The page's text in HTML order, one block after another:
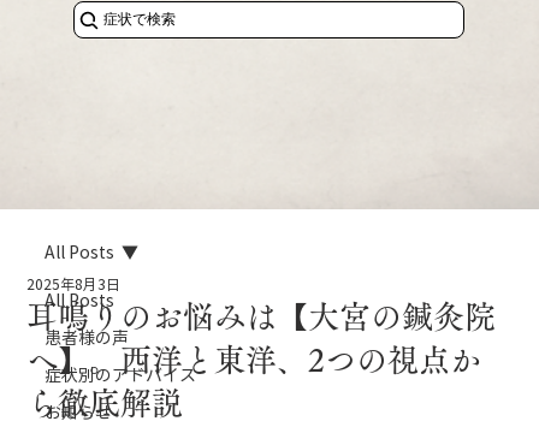
症状で検索
All Posts
患者様の声
症状別のアドバイス
お知らせ
All Posts
耳鳴りのお悩みは【大宮の鍼灸院
へ】。西洋と東洋、2つの視点か
ら徹底解説
2025年8月3日